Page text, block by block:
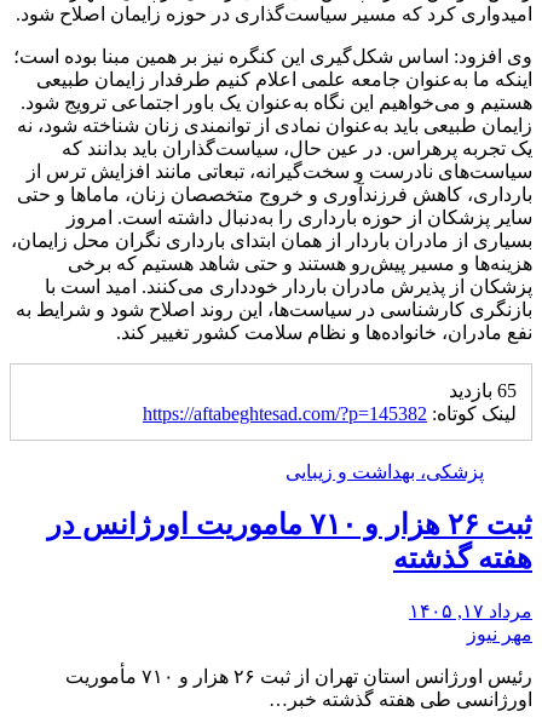
امیدواری کرد که مسیر سیاست‌گذاری در حوزه زایمان اصلاح شود.
وی افزود: اساس شکل‌گیری این کنگره نیز بر همین مبنا بوده است؛
اینکه ما به‌عنوان جامعه علمی اعلام کنیم طرفدار زایمان طبیعی
هستیم و می‌خواهیم این نگاه به‌عنوان یک باور اجتماعی ترویج شود.
زایمان طبیعی باید به‌عنوان نمادی از توانمندی زنان شناخته شود، نه
یک تجربه پرهراس. در عین حال، سیاست‌گذاران باید بدانند که
سیاست‌های نادرست و سخت‌گیرانه، تبعاتی مانند افزایش ترس از
بارداری، کاهش فرزندآوری و خروج متخصصان زنان، ماماها و حتی
سایر پزشکان از حوزه بارداری را به‌دنبال داشته است. امروز
بسیاری از مادران باردار از همان ابتدای بارداری نگران محل زایمان،
هزینه‌ها و مسیر پیش‌رو هستند و حتی شاهد هستیم که برخی
پزشکان از پذیرش مادران باردار خودداری می‌کنند. امید است با
بازنگری کارشناسی در سیاست‌ها، این روند اصلاح شود و شرایط به
نفع مادران، خانواده‌ها و نظام سلامت کشور تغییر کند.
65 بازدید
لینک کوتاه: https://aftabeghtesad.com/?p=145382
پزشکی، بهداشت و زیبایی
ثبت ۲۶ هزار و ۷۱۰ ماموریت اورژانس در
هفته گذشته
مرداد ۱۷, ۱۴۰۵
مهر نیوز
رئیس اورژانس استان تهران از ثبت ۲۶ هزار و ۷۱۰ مأموریت
اورژانسی طی هفته گذشته خبر…